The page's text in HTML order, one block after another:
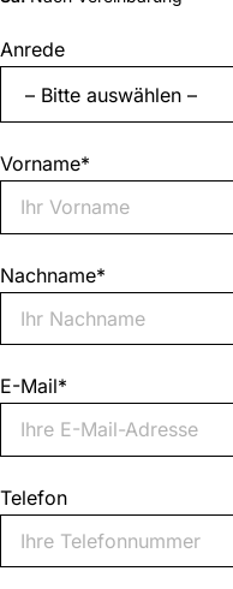
„*“
zeigt
erforderliche
Felder
Anrede
Vorname*
Nachname*
E-Mail*
Telefon